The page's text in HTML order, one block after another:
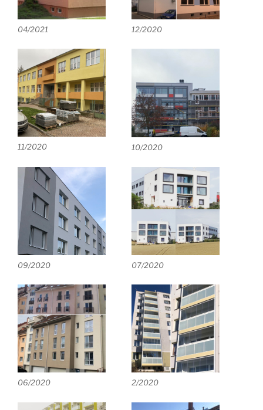
04/2021 12/2020
11/2020 10/2020
09/2020 07/2020
06/2020 2/2020